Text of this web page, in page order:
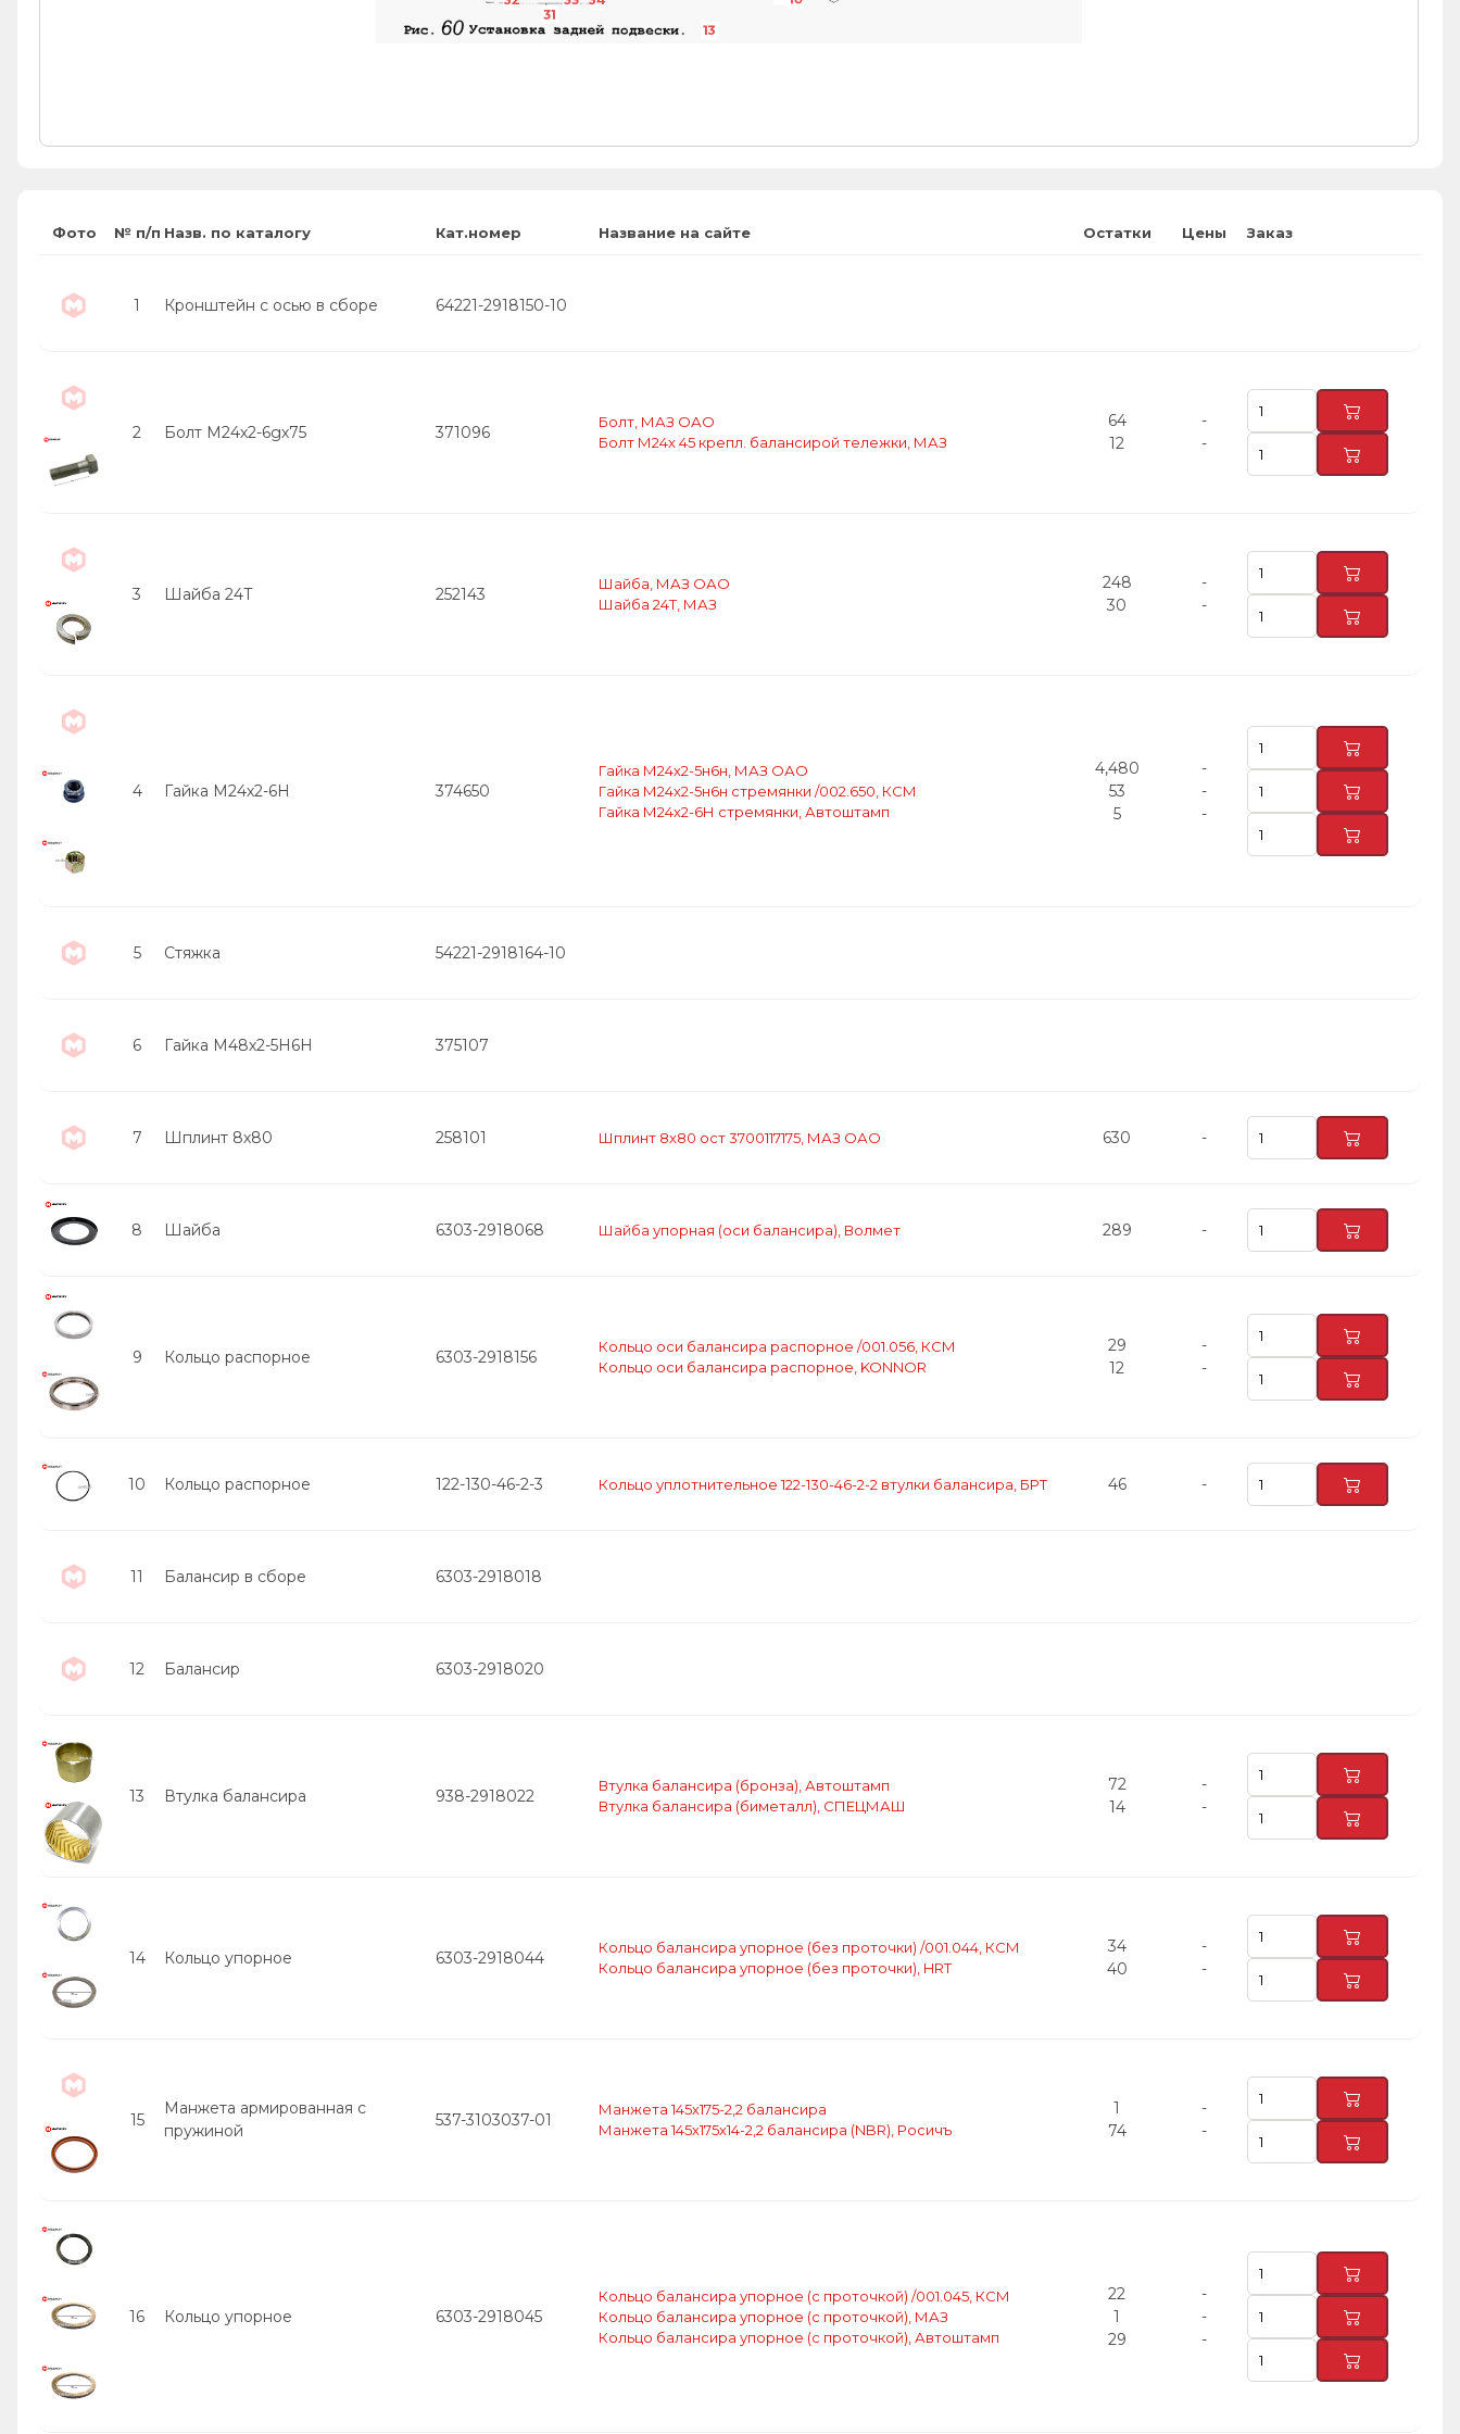
31
13
Фото № п/п Назв. по каталогу Кат.номер Название на сайте Остатки Цены Заказ
1 Кронштейн с осью в сборе 64221-2918150-10
2 Болт М24х2-6gх75 371096
Болт, МАЗ ОАО
Болт М24х 45 крепл. балансирой тележки, МАЗ
64
12
-
-
3 Шайба 24Т 252143
Шайба, МАЗ ОАО
Шайба 24Т, МАЗ
248
30
-
-
4 Гайка М24х2-6Н 374650
Гайка М24х2-5н6н, МАЗ ОАО
Гайка М24х2-5н6н стремянки /002.650, КСМ
Гайка М24х2-6Н стремянки, Автоштамп
4,480
53
5
-
-
-
5 Стяжка 54221-2918164-10
6 Гайка М48х2-5Н6Н 375107
7 Шплинт 8х80 258101 Шплинт 8х80 ост 3700117175, МАЗ ОАО 630 -
8 Шайба 6303-2918068 Шайба упорная (оси балансира), Волмет 289 -
9 Кольцо распорное 6303-2918156
Кольцо оси балансира распорное /001.056, КСМ
Кольцо оси балансира распорное, KONNOR
29
12
-
-
10 Кольцо распорное 122-130-46-2-3 Кольцо уплотнительное 122-130-46-2-2 втулки балансира, БРТ 46 -
11 Балансир в сборе 6303-2918018
12 Балансир 6303-2918020
13 Втулка балансира 938-2918022
Втулка балансира (бронза), Автоштамп
Втулка балансира (биметалл), СПЕЦМАШ
72
14
-
-
14 Кольцо упорное 6303-2918044
Кольцо балансира упорное (без проточки) /001.044, КСМ
Кольцо балансира упорное (без проточки), HRT
34
40
-
-
15
Манжета армированная с
пружиной
537-3103037-01
Манжета 145х175-2,2 балансира
Манжета 145х175х14-2,2 балансира (NBR), Росичъ
1
74
-
-
16 Кольцо упорное 6303-2918045
Кольцо балансира упорное (с проточкой) /001.045, КСМ
Кольцо балансира упорное (с проточкой), МАЗ
Кольцо балансира упорное (с проточкой), Автоштамп
22
1
29
-
-
-